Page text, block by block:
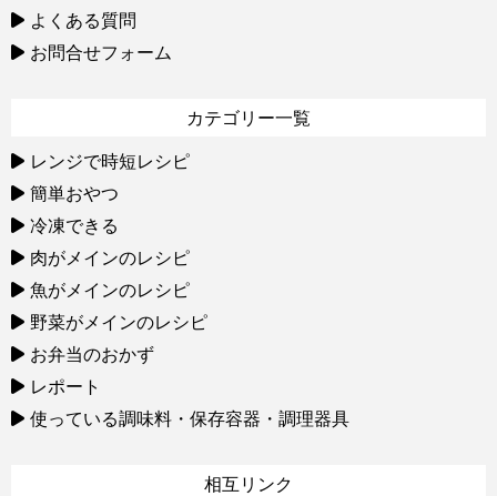
よくある質問
お問合せフォーム
カテゴリー一覧
レンジで時短レシピ
簡単おやつ
冷凍できる
肉がメインのレシピ
魚がメインのレシピ
野菜がメインのレシピ
お弁当のおかず
レポート
使っている調味料・保存容器・調理器具
相互リンク